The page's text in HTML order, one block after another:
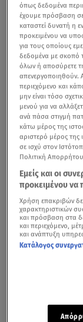
Η ομάδα των
το πρωί του
κεντρική σάλα
όπως δεδομένα
έχουμε πρόσβαση
καταστεί δυνατή η
προκειμένου να
για τους οποίους
δεδομένα με σκοπό
όλων ή αποσύρετε
απενεργοποιηθούν.
περιεχόμενο και
μην είναι τόσο
μενού για να
ανά πάσα στιγμή
κάτω μέρος της
αριστερό μέρος της
σε ισχύ στον
Πολιτική
Εμείς και οι
προκειμένου να
Χρήση επακριβών
χαρακτηριστικών
και πρόσβαση στα
και περιεχόμενο,
και ανάπτυξη
Κατάλογος